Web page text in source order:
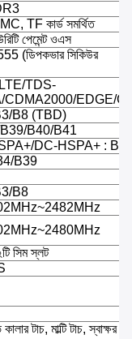
TF কার্ড সমর্থিত
পেমেন্ট ওএস
(ডিপকভার সিকিউর
TDS-
CDMA2000/EDGE/
B8 (TBD)
B40/B41
DC-HSPA+ :
B39
B8
সিম স্লট
টাচ, মাল্টি টাচ, স্বাক্ষর